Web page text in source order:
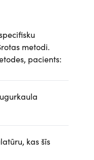
metodi.
pacients:
kas šīs